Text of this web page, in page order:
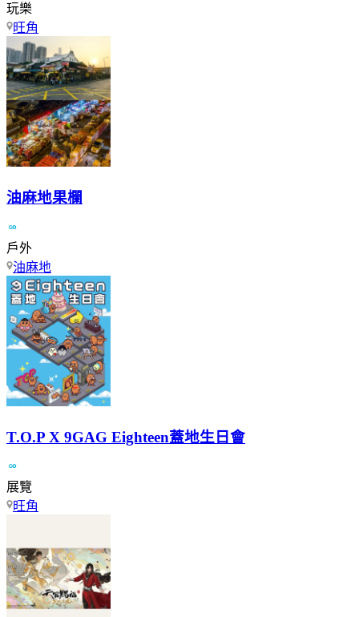
玩樂
旺角
油麻地果欄
戶外
油麻地
T.O.P X 9GAG Eighteen蓋地生日會
展覽
旺角